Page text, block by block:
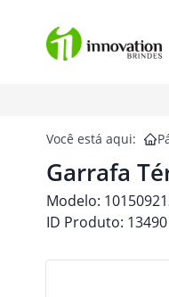
Você está aqui:
Garrafa
Modelo:
ID Produto: 13490